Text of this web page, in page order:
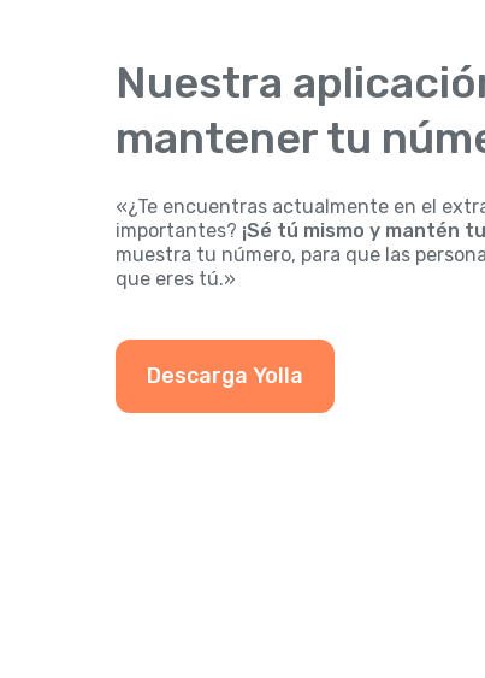
Nuestra
mantener tu
«¿Te encuentras actualmente en el
importantes? ¡Sé tú mismo y mantén
muestra tu número, para que las
que eres tú.»
Descarga Yolla